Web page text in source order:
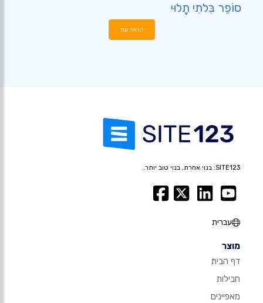
סוֹפֵר בִּלתִי תָלוּי
הראה עוד
SITE123: בנוי אחרת, בנוי טוב יותר.
עברית
מוצר
דף הבית
חבילות
מאפיינים